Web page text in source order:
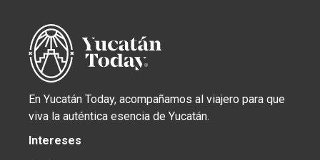
En Yucatán Today, acompañamos al viajero para que
viva la auténtica esencia de Yucatán.
Intereses